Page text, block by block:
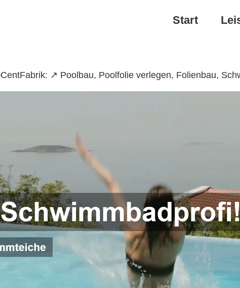
Start
↗️ Poolbau, Poolfolie verlegen, Folienbau,